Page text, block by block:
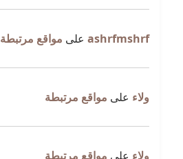
ashrfmshrf على مواقع مرتبطة
ولاء على مواقع مرتبطة
ولاء على مواقع مرتبطة